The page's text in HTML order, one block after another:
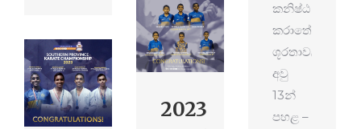
කනිෂ්ඨ
කරාතේ
ශූරතාවලියේ
අවු
13න්
පහළ –
2023